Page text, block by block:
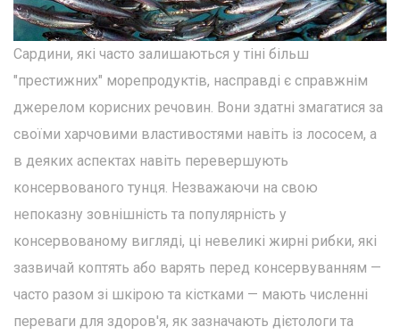
Сардини, які часто залишаються у тіні більш
"престижних" морепродуктів, насправді є справжнім
джерелом корисних речовин. Вони здатні змагатися за
своїми харчовими властивостями навіть із лососем, а
в деяких аспектах навіть перевершують
консервованого тунця. Незважаючи на свою
непоказну зовнішність та популярність у
консервованому вигляді, ці невеликі жирні рибки, які
зазвичай коптять або варять перед консервуванням —
часто разом зі шкірою та кістками — мають численні
переваги для здоров'я, як зазначають дієтологи та